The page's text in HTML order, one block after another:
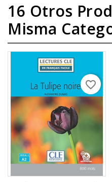
16 Otros
Misma
favorite_border